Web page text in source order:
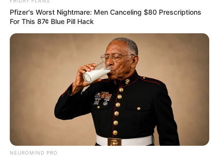
mélyen megbánta mindazt, amit velem tett.
felálltam, letöröltem az arcomról a krémet és a könnyeket,
majd nyugodt hangon ennyit mondtam:
— Ha képes voltál tönkretenni életünk legfontosabb napját,
akkor előbb-utóbb az egész életemet is tönkretennéd.
Odamentem az ajándékokhoz, összeszedtem mindent, majd
mindenki előtt bejelentettem, hogy az esküvőnek vége. Nem
kiabáltam. Nem rendeztem jelenetet. Egyszerűen csak
megfordultam, és kisétáltam a teremből.
Pfizer's Worst Nightmare: Men Canceling $80 Prescriptions
For This 87¢ Blue Pill Hack
NEUROMIND PRO